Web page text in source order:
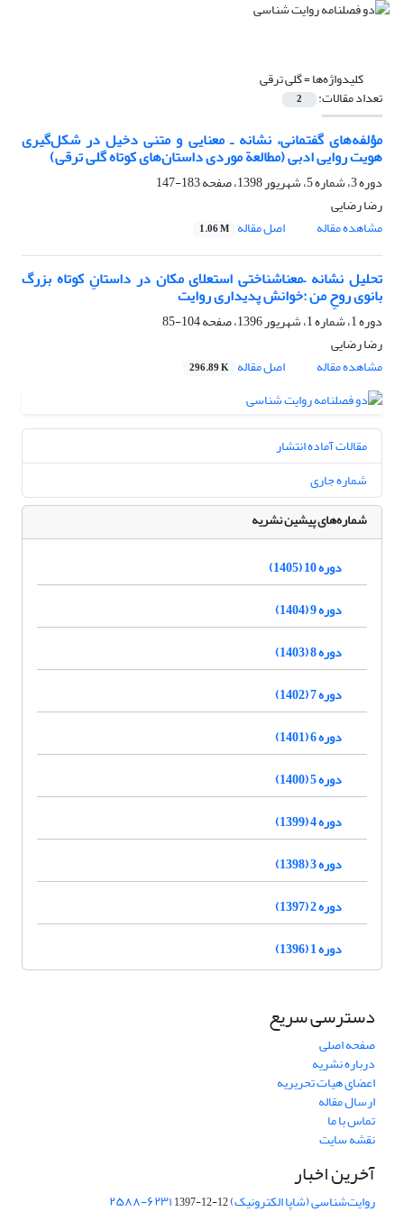
کلیدواژه‌ها =گلی ترقی
تعداد مقالات: 2
مؤلفه‌های گفتمانی، نشانه ـ معنایی و متنی دخیل در شکل‌گیری
هویت روایی ادبی (مطالعة موردی داستان‌های کوتاه گلی ترقی)
دوره 3، شماره 5، شهریور 1398، صفحه
183-147
رضا رضایی
مشاهده مقاله
اصل مقاله 1.06 M
تحلیل نشانه –معناشناختی استعلای مکان در داستانِ کوتاه بزرگ
بانوی روحِ من :خوانش پدیداری روایت
دوره 1، شماره 1، شهریور 1396، صفحه
104-85
رضا رضایی
مشاهده مقاله
اصل مقاله 296.89 K
مقالات آماده انتشار
شماره جاری
شماره‌های پیشین نشریه
دوره 10 (1405)
دوره 9 (1404)
دوره 8 (1403)
دوره 7 (1402)
دوره 6 (1401)
دوره 5 (1400)
دوره 4 (1399)
دوره 3 (1398)
دوره 2 (1397)
دوره 1 (1396)
دسترسی سریع
صفحه اصلی
درباره نشریه
اعضای هیات تحریریه
ارسال مقاله
تماس با ما
نقشه سایت
آخرین اخبار
روایت‌شناسی (شاپا الکترونیک) ‪۲۵۸۸-۶۲۳۱1397-12-12